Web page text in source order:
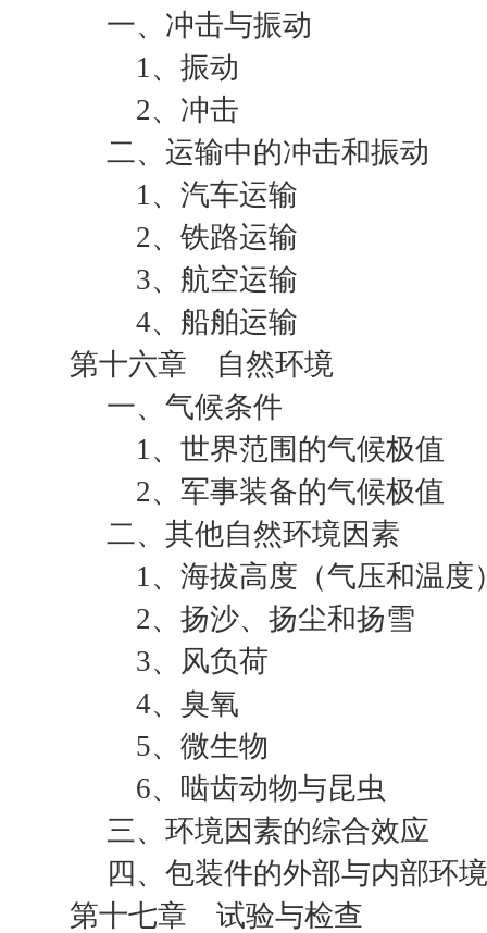
一、冲击与振动
1、振动
2、冲击
二、运输中的冲击和振动
1、汽车运输
2、铁路运输
3、航空运输
4、船舶运输
第十六章 自然环境
一、气候条件
1、世界范围的气候极值
2、军事装备的气候极值
二、其他自然环境因素
1、海拔高度（气压和温度
2、扬沙、扬尘和扬雪
3、风负荷
4、臭氧
5、微生物
6、啮齿动物与昆虫
三、环境因素的综合效应
四、包装件的外部与内部环境
第十七章 试验与检查